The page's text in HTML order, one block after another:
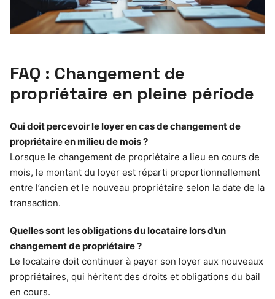
FAQ : Changement de
propriétaire en pleine période
Qui doit percevoir le loyer en cas de changement de
propriétaire en milieu de mois ?
Lorsque le changement de propriétaire a lieu en cours de
mois, le montant du loyer est réparti proportionnellement
entre l’ancien et le nouveau propriétaire selon la date de la
transaction.
Quelles sont les obligations du locataire lors d’un
changement de propriétaire ?
Le locataire doit continuer à payer son loyer aux nouveaux
propriétaires, qui héritent des droits et obligations du bail
en cours.